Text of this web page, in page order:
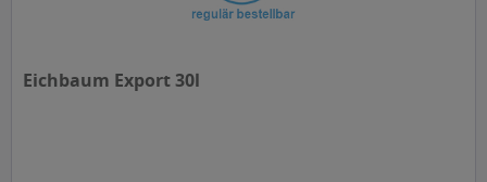
Eichbaum Export 30l